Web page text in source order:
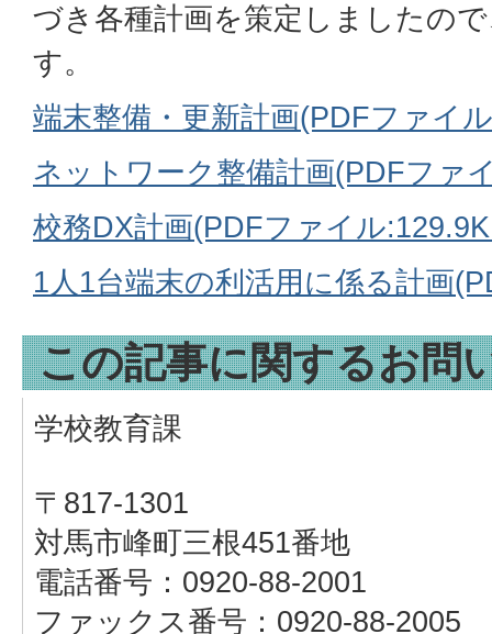
づき各種計画を策定しましたの
す。
端末整備・更新計画(PDFファイ
ネットワーク整備計画(PDFファ
校務DX計画(PDFファイル
1人1台端末の利活用に係る計画
この記事に関するお問
学校教育課
〒817-1301
対馬市峰町三根451番地
電話番号：0920-88-2001
ファックス番号：0920-88-2005